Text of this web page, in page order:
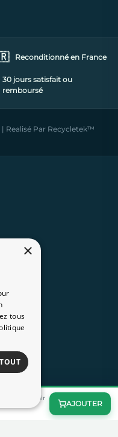
XR Noir
AJOUTER
Reconditionné en France
30 jours satisfait ou
remboursé
| Realisé Par Recycletek™
×
tous